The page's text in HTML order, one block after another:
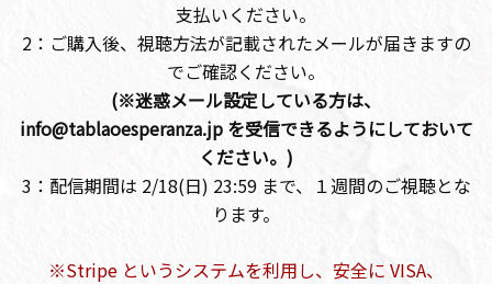
支払いください。
2：ご購入後、視聴方法が記載されたメールが届きますの
でご確認ください。
(※迷惑メール設定している方は、
info@tablaoesperanza.jp を受信できるようにしておいて
ください。)
3：配信期間は 2/18(日) 23:59 まで、１週間のご視聴とな
ります。
※Stripe というシステムを利用し、安全に VISA、